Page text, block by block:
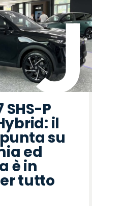
P
il
su
ed
è in
tutto